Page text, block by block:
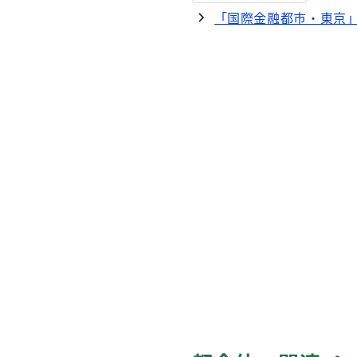
「国際金融都市・東